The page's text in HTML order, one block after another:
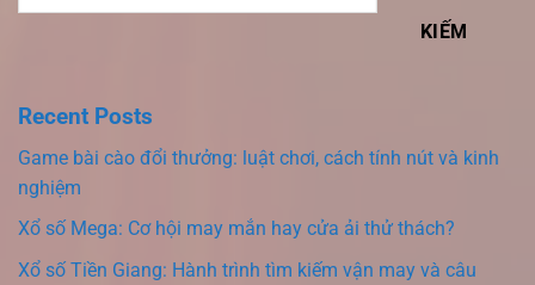
KIẾM
Recent Posts
Game bài cào đổi thưởng: luật chơi, cách tính nút và kinh
nghiệm
Xổ số Mega: Cơ hội may mắn hay cửa ải thử thách?
Xổ số Tiền Giang: Hành trình tìm kiếm vận may và câu